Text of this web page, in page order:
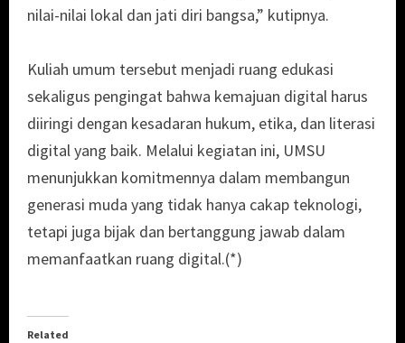
nilai-nilai lokal dan jati diri bangsa,” kutipnya.
Kuliah umum tersebut menjadi ruang edukasi
sekaligus pengingat bahwa kemajuan digital harus
diiringi dengan kesadaran hukum, etika, dan literasi
digital yang baik. Melalui kegiatan ini, UMSU
menunjukkan komitmennya dalam membangun
generasi muda yang tidak hanya cakap teknologi,
tetapi juga bijak dan bertanggung jawab dalam
memanfaatkan ruang digital.(*)
Related